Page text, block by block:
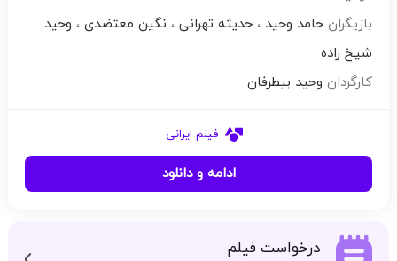
بازیگرانحامد وحید ،حدیثه تهرانی ، نگین معتضدی ، وحید
شیخ زاده
کارگردان وحید بیطرفان
فیلم ایرانی
ادامه و دانلود
درخواست فیلم